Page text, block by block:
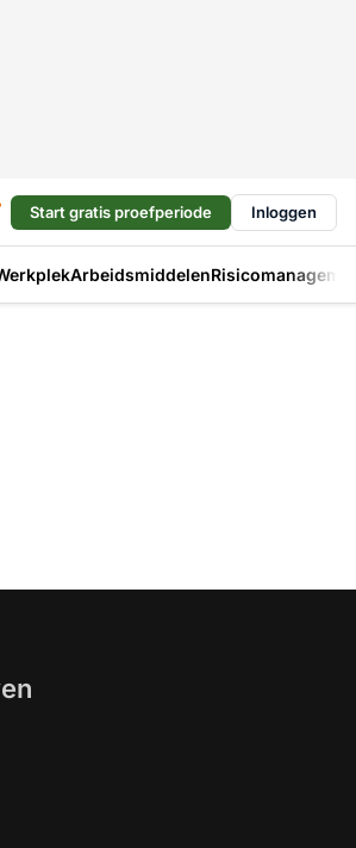
Start gratis proefperiode Inloggen
Arbeidsmiddelen